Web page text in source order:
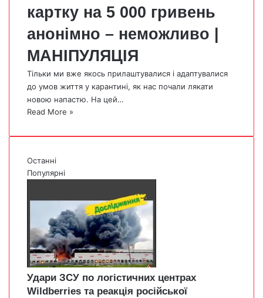
картку на 5 000 гривень
анонімно – неможливо |
МАНІПУЛЯЦІЯ
Тільки ми вже якось прилаштувалися і адаптувалися
до умов життя у карантині, як нас почали лякати
новою напастю. На цей…
Read More »
Останні
Популярні
Удари ЗСУ по логістичних центрах
Wildberries та реакція російської